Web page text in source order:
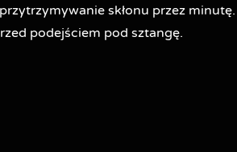
skłonu przez minutę.
podejściem pod sztangę.